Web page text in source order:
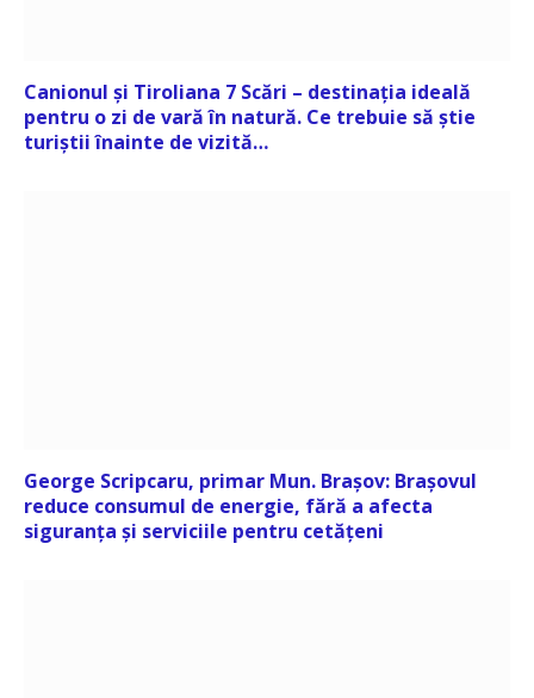
Canionul și Tiroliana 7 Scări – destinația ideală
pentru o zi de vară în natură. Ce trebuie să știe
turiștii înainte de vizită…
George Scripcaru, primar Mun. Brașov: Brașovul
reduce consumul de energie, fără a afecta
siguranța și serviciile pentru cetățeni